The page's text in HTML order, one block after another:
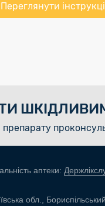
Переглянути
аптеки:
обл.,